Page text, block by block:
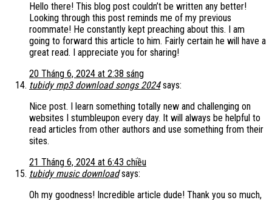
Hello there! This blog post couldn’t be written any better!
Looking through this post reminds me of my previous
roommate! He constantly kept preaching about this. I am
going to forward this article to him. Fairly certain he will have a
great read. I appreciate you for sharing!
20 Tháng 6, 2024 at 2:38 sáng
tubidy mp3 download songs 2024 says:
Nice post. I learn something totally new and challenging on
websites I stumbleupon every day. It will always be helpful to
read articles from other authors and use something from their
sites.
21 Tháng 6, 2024 at 6:43 chiều
tubidy music download says:
Oh my goodness! Incredible article dude! Thank you so much,